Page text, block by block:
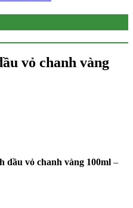
vỏ chanh vàng
vỏ chanh vàng 100ml –